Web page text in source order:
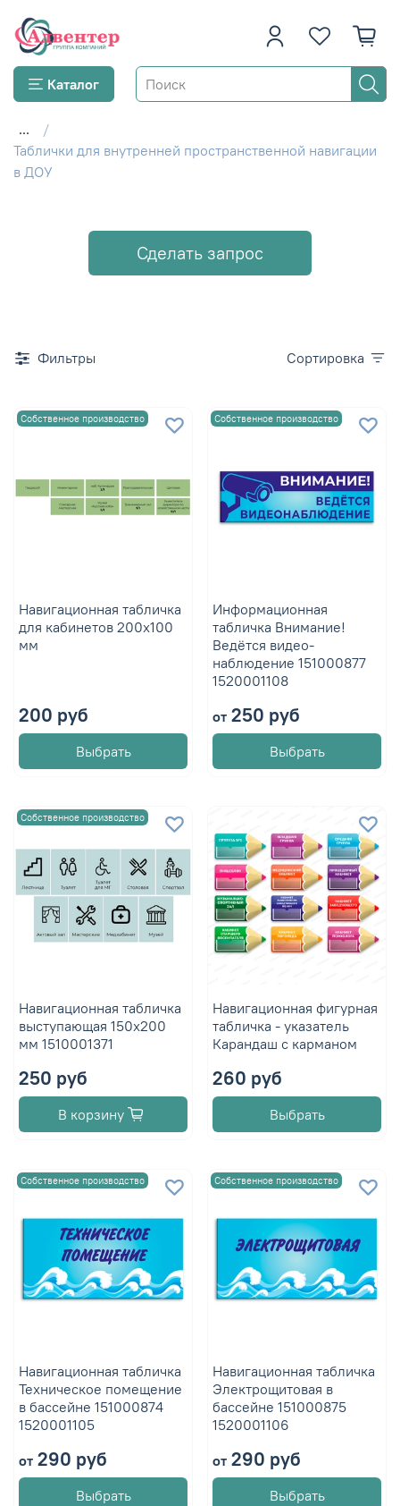
Каталог
...
Таблички для внутренней пространственной навигации
в ДОУ
Сделать запрос
Фильтры Сортировка
Собственное производство
Навигационная табличка
для кабинетов 200х100
мм
200 руб
Выбрать
Собственное производство
Информационная
табличка Внимание!
Ведётся видео-
наблюдение 151000877
1520001108
от250 руб
Выбрать
Собственное производство
Навигационная табличка
выступающая 150х200
мм 1510001371
250 руб
В корзину
Навигационная фигурная
табличка - указатель
Карандаш с карманом
260 руб
Выбрать
Собственное производство
Навигационная табличка
Техническое помещение
в бассейне 151000874
1520001105
от290 руб
Выбрать
Собственное производство
Навигационная табличка
Электрощитовая в
бассейне 151000875
1520001106
от290 руб
Выбрать